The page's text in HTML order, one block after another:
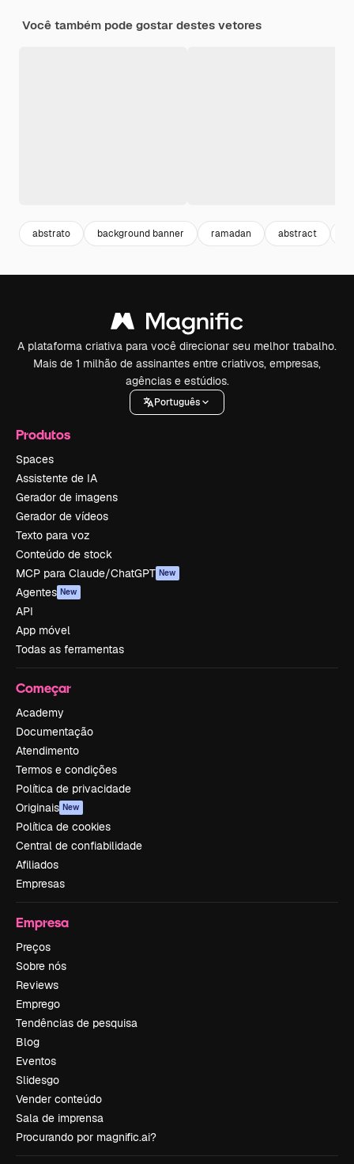
Você também pode gostar destes vetores
abstrato background banner ramadan abstract
A plataforma criativa para você direcionar seu melhor trabalho.
Mais de 1 milhão de assinantes entre criativos, empresas,
agências e estúdios.
Português
Produtos
Spaces
Assistente de IA
Gerador de imagens
Gerador de vídeos
Texto para voz
Conteúdo de stock
MCP para Claude/ChatGPT New
Agentes New
API
App móvel
Todas as ferramentas
Começar
Academy
Documentação
Atendimento
Termos e condições
Política de privacidade
Originais New
Política de cookies
Central de confiabilidade
Afiliados
Empresas
Empresa
Preços
Sobre nós
Reviews
Emprego
Tendências de pesquisa
Blog
Eventos
Slidesgo
Vender conteúdo
Sala de imprensa
Procurando por magnific.ai?